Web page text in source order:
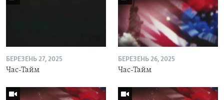
БЕРЕЗЕНЬ 27, 2025
Час-Тайм
БЕРЕЗЕНЬ 26, 2025
Час-Тайм